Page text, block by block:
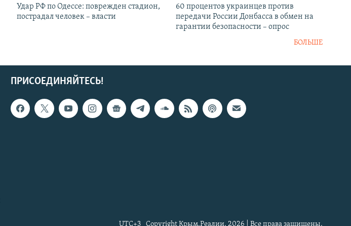
Удар РФ по Одессе: поврежден стадион,
пострадал человек – власти
60 процентов украинцев против
передачи России Донбасса в обмен на
гарантии безопасности – опрос
БОЛЬШЕ
ПРИСОЕДИНЯЙТЕСЬ!
Copyright Крым.Реалии, 2026 | Все права защищены.
UTC+3